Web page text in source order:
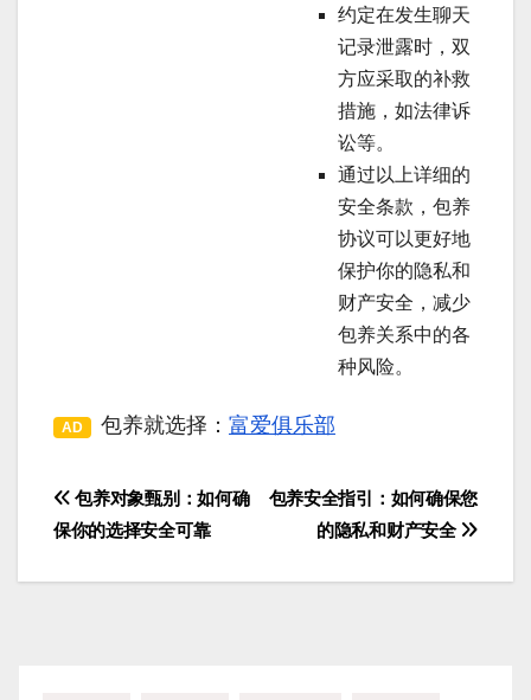
约定在发生聊天
记录泄露时，双
方应采取的补救
措施，如法律诉
讼等。
通过以上详细的
安全条款，包养
协议可以更好地
保护你的隐私和
财产安全，减少
包养关系中的各
种风险。
AD 包养就选择： 富爱俱乐部
文
导
包养安全指引：如何确保您
的隐私和财产安全
包养对象甄别：如何确
保你的选择安全可靠